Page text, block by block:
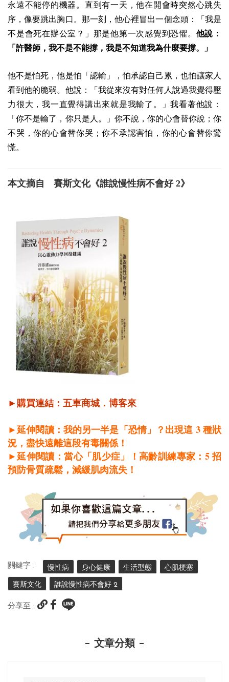
永遠不能停的機器。直到有一天，他在開會時突然心跳失
序，像要跳出胸口。那一刻，他心裡冒出一個念頭：「我是
不是會死在辦公室？」那是他第一次感覺到恐懼。 他說：
「許醫師，我不是不能撐，我是不知道我為什麼要撐。」
他不是怕死，他是怕「認輸」，怕承認自己累，也怕讓家人
看到他的脆弱。他說：「我從來沒有對任何人說過我覺得壓
力很大，我一直覺得講出來就是我輸了。」我看著他說：
「你不是輸了，你只是人。」你不說，你的心會替你說；你
不哭，你的心會替你哭；你不承認害怕，你的心會替你驚
慌。
本文摘自 賽斯文化《誰說慢性病不會好 2》
►購買連結： 五車商城 ． 博客來
►延伸閱讀：我的另一半是「恐情」？出現這 3種狀
況，盡快遠離這段有毒關係！
►延伸閱讀：當心「肌少症」！高齡訓練專家： 5招
預防骨質疏鬆，減緩肌肉流失！
關鍵字 : 慢性病 身心健康 生活型態 心肌梗塞
賽斯文化 誰說慢性病不會好 2
分享至 :
文章分類